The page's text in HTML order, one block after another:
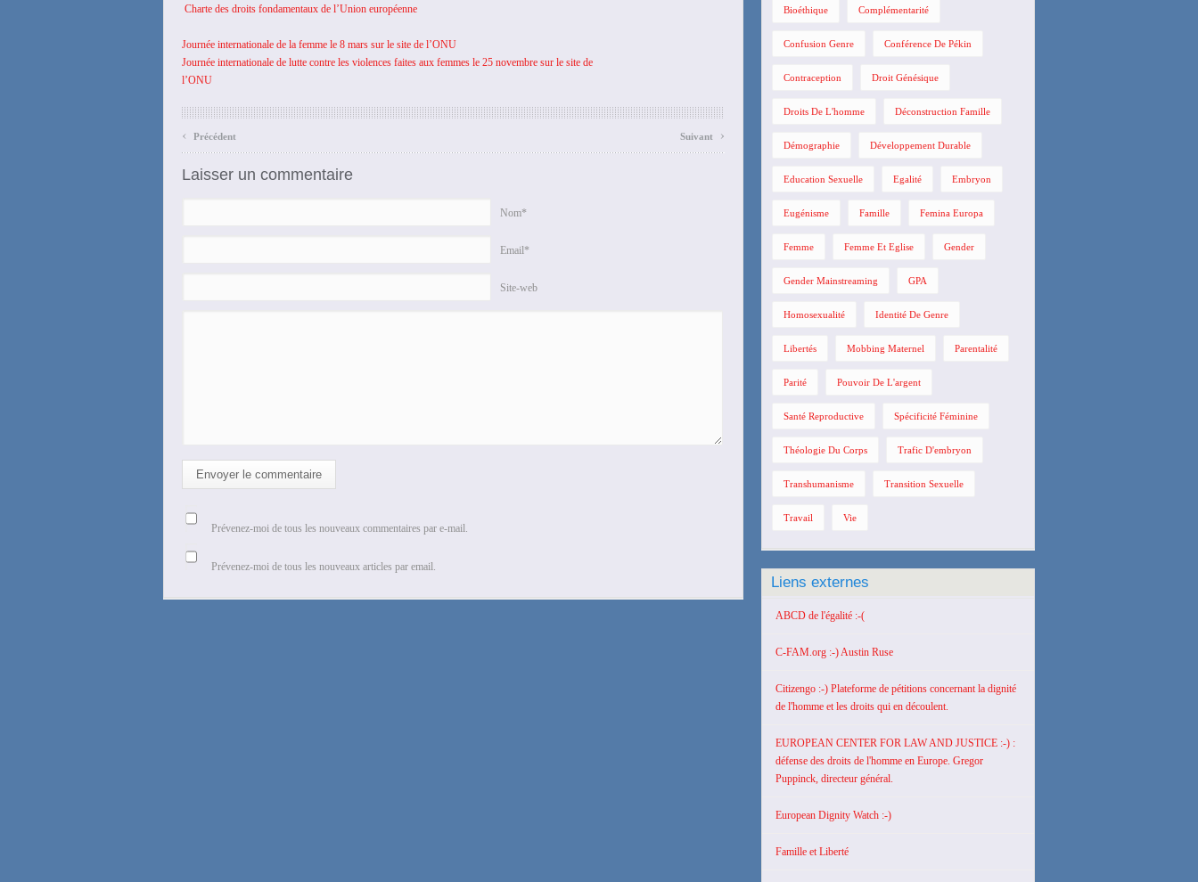
Charte des droits fondamentaux de l’Union européenne
Journée internationale de la femme le 8 mars sur le site de l’ONU
Journée internationale de lutte contre les violences faites aux femmes le 25 novembre sur le site de
l’ONU
‹ Précédent Suivant ›
Laisser un commentaire
Nom*
Email*
Site-web
Envoyer le commentaire
Prévenez-moi de tous les nouveaux commentaires par e-mail.
Prévenez-moi de tous les nouveaux articles par email.
Bioéthique Complémentarité
Confusion Genre Conférence De Pékin
Contraception Droit Génésique
Droits De L'homme Déconstruction Famille
Démographie Développement Durable
Education Sexuelle Egalité Embryon
Eugénisme Famille Femina Europa
Femme Femme Et Eglise Gender
Gender Mainstreaming GPA
Homosexualité Identité De Genre
Libertés Mobbing Maternel Parentalité
Parité Pouvoir De L'argent
Santé Reproductive Spécificité Féminine
Théologie Du Corps Trafic D'embryon
Transhumanisme Transition Sexuelle
Travail Vie
Liens externes
ABCD de l'égalité :-(
C-FAM.org :-) Austin Ruse
Citizengo :-) Plateforme de pétitions concernant la dignité
de l'homme et les droits qui en découlent.
EUROPEAN CENTER FOR LAW AND JUSTICE :-) :
défense des droits de l'homme en Europe. Gregor
Puppinck, directeur général.
European Dignity Watch :-)
Famille et Liberté